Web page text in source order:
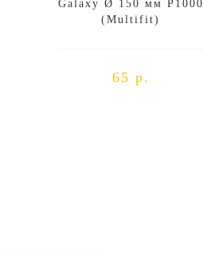
Galaxy Ø 150 мм P1000
(Multifit)
65 р.